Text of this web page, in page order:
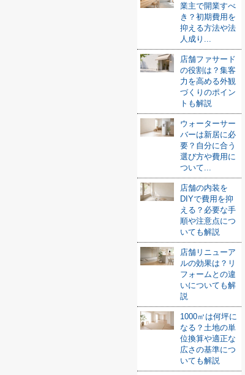
業主で開業すべ
き？初期費用を
抑える方法や法
人成り...
店舗ファサード
の役割は？集客
力を高める外観
づくりのポイン
トも解説
ウォーターサー
バーは新居に必
要？自分に合う
選び方や費用に
ついて...
店舗の内装を
DIYで費用を抑
える？必要な手
順や注意点につ
いても解説
店舗リニューア
ルの効果は？リ
フォームとの違
いについても解
説
1000㎡は何坪に
なる？土地の単
位換算や適正な
広さの基準につ
いても解説